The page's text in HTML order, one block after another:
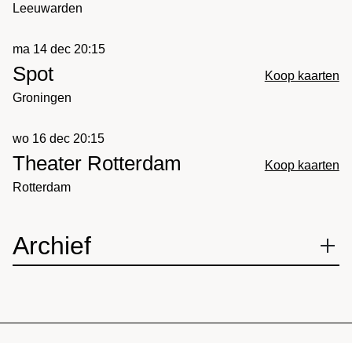
Leeuwarden
ma 14 dec 20:15
Spot
Groningen
Koop kaarten
wo 16 dec 20:15
Theater Rotterdam
Rotterdam
Koop kaarten
Archief